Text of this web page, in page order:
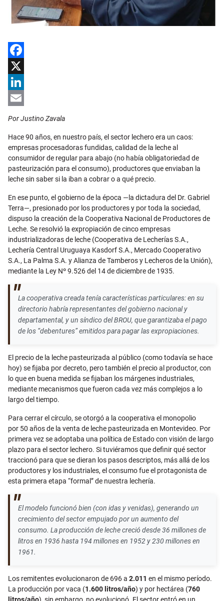
Facebook
X
LinkedIn
Por Justino Zavala
Hace 90 años, en nuestro país, el sector lechero era un caos:
empresas procesadoras fundidas, calidad de la leche al
consumidor de regular para abajo (no había obligatoriedad de
pasteurización para el consumo), productores que enviaban la
leche sin saber si la iban a cobrar o a qué precio.
En ese punto, el gobierno de la época —la dictadura del Dr. Gabriel
Terra—, presionado por los productores y por toda la sociedad,
dispuso la creación de la Cooperativa Nacional de Productores de
Leche. Se resolvió la expropiación de cinco empresas
industrializadoras de leche (Cooperativa de Lecherías S.A.,
Lechería Central Uruguaya Kasdorf S.A., Mercado Cooperativo
S.A., La Palma S.A. y Alianza de Tamberos y Lecheros de la Unión),
mediante la Ley Nº 9.526 del 14 de diciembre de 1935.
La cooperativa creada tenía características particulares: en su
directorio habría representantes del gobierno nacional y
departamental, y un síndico del BROU, que garantizaba el pago
de los “debentures” emitidos para pagar las expropiaciones.
El precio de la leche pasteurizada al público (como todavía se hace
hoy) se fijaba por decreto, pero también el precio al productor, con
lo que en buena medida se fijaban los márgenes industriales,
mediante mecanismos que fueron cada vez más complejos a lo
largo del tiempo.
Para cerrar el círculo, se otorgó a la cooperativa el monopolio
por 50 años de la venta de leche pasteurizada en Montevideo. Por
primera vez se adoptaba una política de Estado con visión de largo
plazo para el sector lechero. Si tuviéramos que definir qué sector
traccionó para que se dieran los pasos descriptos, más allá de los
productores y los industriales, el consumo fue el protagonista de
esta primera etapa “formal” de nuestra lechería.
El modelo funcionó bien (con idas y venidas), generando un
crecimiento del sector empujado por un aumento del
consumo. La producción de leche creció desde 36 millones de
litros en 1936 hasta 194 millones en 1952 y 230 millones en
1961.
Los remitentes evolucionaron de 696 a 2.011 en el mismo período.
La producción por vaca (1.600 litros/año) y por hectárea (760